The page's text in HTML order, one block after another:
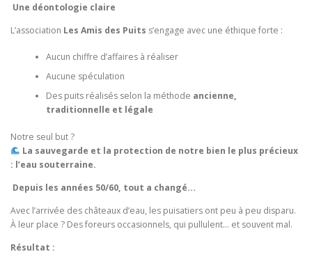
Une déontologie claire
L’association Les Amis des Puits s’engage avec une éthique forte :
Aucun chiffre d’affaires à réaliser
Aucune spéculation
Des puits réalisés selon la méthode ancienne,
traditionnelle et légale
Notre seul but ?
La sauvegarde et la protection de notre bien le plus précieux
: l’eau souterraine.
Depuis les années 50/60, tout a changé…
Avec l’arrivée des châteaux d’eau, les puisatiers ont peu à peu disparu.
À leur place ? Des foreurs occasionnels, qui pullulent… et souvent mal.
Résultat :